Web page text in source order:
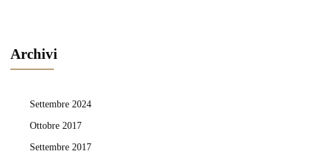
Archivi
Settembre 2024
Ottobre 2017
Settembre 2017